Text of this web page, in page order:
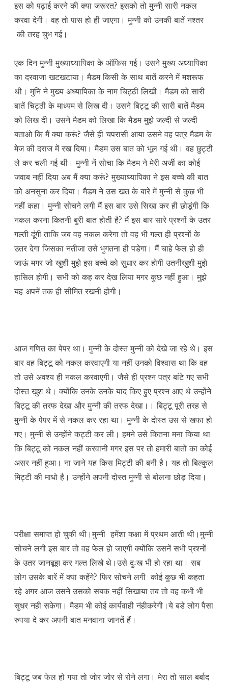
इस को पढ़ाई करने की क्या जरूरत? इसको तो मुन्नी सारी नकल
करवा देगी। वह तो पास हो ही जाएगा। मुन्नी को उनकी बातें नश्तर
की तरह चुभ गई।
एक दिन मुन्नी मुख्याध्यापिका के ऑफिस गई। उसने मुख्य अध्यापिका
का दरवाजा खटखटाया। मैडम किसी के साथ बातें करने में मशरूफ
थी। मुनि ने मुख्य अध्यापिका के नाम चिट्ठी लिखी। मैडम को सारी
बातें चिट्ठी के माध्यम से लिख दी। उसने बिट्टू की सारी बातें मैडम
को लिख दी। उसने मैडम को लिखा कि मैडम मुझे जल्दी से जल्दी
बताओ कि मैं क्या करूं? जैसे ही चपरासी आया उसने वह पत्र मैडम के
मेज की दराज में रख दिया। मैडम उस बात को भूल गई थी। वह छुट्टी
ले कर चली गई थी। मुन्नी नें सोचा कि मैडम ने मेरी अर्जी का कोई
जवाब नहीं दिया अब मैं क्या करूं? मुख्याध्यापिका ने इस बच्चे की बात
को अनसुना कर दिया। मैडम ने उस खत के बारे में मुन्नी से कुछ भी
नहीं कहा। मुन्नी सोचने लगी मैं इस बार उसे सिखा कर ही छोडूंगी कि
नकल करना कितनी बुरी बात होती है? मैं इस बार सारे प्रश्नों के उतर
गल्ती दूंगी ताकि जब वह नकल करेगा तो वह भी गल्त ही प्रश्नों के
उतर देगा जिसका नतीजा उसे भुगतना ही पडेगा। मैं चाहे फेल हो ही
जाऊं मगर जो खुशी मुझे इस बच्चे को सुधार कर होगी उतनीखुशी मुझे
हासिल होगी। सभी को कह कर देख लिया मगर कुछ नहीं हुआ। मुझे
यह अपनें तक ही सीमित रखनी होगी।
आज गणित का पेपर था। मुन्नी के दोस्त मुन्नी को देखे जा रहे थे। इस
बार वह बिट्टू को नकल करवाएगी या नहीं उनको विश्वास था कि वह
तो उसे अवश्य ही नकल करवाएगी। जैसे ही प्रश्न पत्र बांटे गए सभी
दोस्त खुश थे। क्योंकि उनके उनके याद किए हुए प्रश्न आए थे उन्होंने
बिट्टू की तरफ देखा और मुन्नी की तरफ देखा।। बिट्टू पूरी तरह से
मुन्नी के पेपर में से नकल कर रहा था। मुन्नी के दोस्त उस से खफा हो
गए। मुन्नी से उन्होंने कट्टी कर ली। हमने उसे कितना मना किया था
कि बिट्टू को नकल नहीं करवानी मगर इस पर तो हमारी बातों का कोई
असर नहीं हुआ। ना जाने यह किस मिट्टी की बनी है। यह तो बिल्कुल
मिट्टी की माधो है। उन्होंने अपनी दोस्त मुन्नी से बोलना छोड़ दिया।
परीक्षा समाप्त हो चुकी थी।मुन्नी हमेंशा कक्षा में प्रथम आती थी।मुन्नी
सोचने लगी इस बार तो वह फेल हो जाएगी क्योंकि उसनें सभी प्रश्नों
के उतर जानबूझ कर गल्त लिखे थे।उसे दुःख भी हो रहा था। सब
लोग उसके बारें में क्या कहेंगे? फिर सोचने लगी कोई कुछ भी कहता
रहे अगर आज उसने उसको सबक नहीं सिखाया तब तो वह कभी भी
सुधर नही सकेगा। मैडम भी कोई कार्यवाही नंहीकरेगी।ये बडे लोग पैसा
रुपया दे कर अपनी बात मनवाना जानतें हैं।
बिट्टू जब फेल हो गया तो जोर जोर से रोने लगा। मेरा तो साल बर्बाद